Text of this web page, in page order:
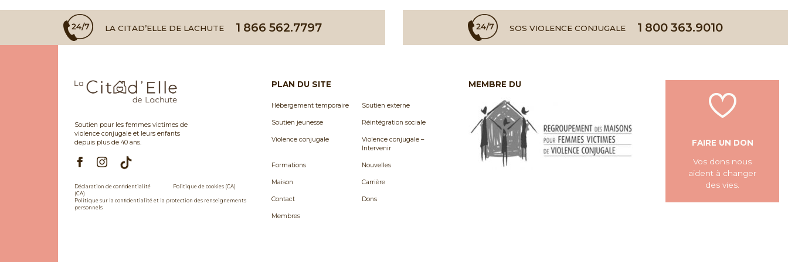
LA CITAD’ELLE DE LACHUTE 1 866 562.7797 SOS VIOLENCE CONJUGALE 1 800 363.9010
Soutien pour les femmes victimes de
violence conjugale et leurs enfants
depuis plus de 40 ans.
Déclaration de confidentialité
(CA)
Politique de cookies (CA)
Politique sur la confidentialité et la protection des renseignements
personnels
PLAN DU SITE
Hébergement temporaire Soutien externe
Soutien jeunesse Réintégration sociale
Violence conjugale
Violence conjugale –
Intervenir
Formations Nouvelles
Maison Carrière
Contact Dons
Membres
MEMBRE DU
FAIRE UN DON
Vos dons nous
aident à changer
des vies.